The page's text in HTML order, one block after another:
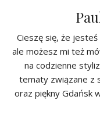
Cieszę się, że jesteś
ale możesz mi też
na codzienne
tematy związane z
oraz piękny Gdańsk